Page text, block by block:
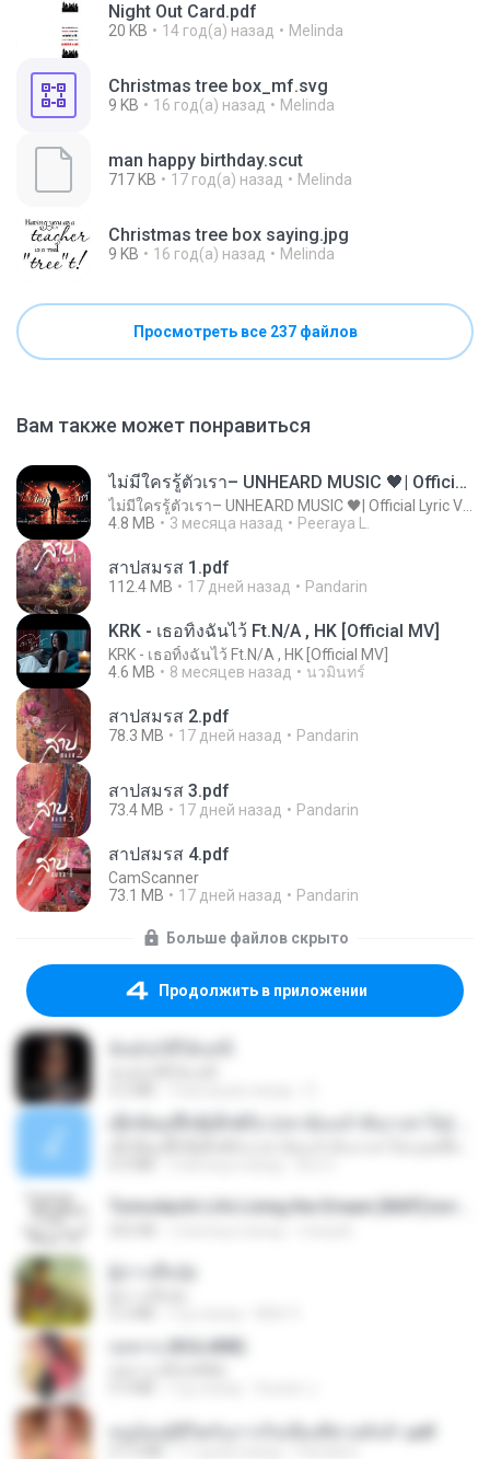
Night Out Card.pdf
20 KB 14 год(а) назад Melinda
Christmas tree box_mf.svg
9 KB 16 год(а) назад Melinda
man happy birthday.scut
717 KB 17 год(а) назад Melinda
Christmas tree box saying.jpg
9 KB 16 год(а) назад Melinda
Просмотреть все 237 файлов
Вам также может понравиться
ไม่มีใครรู้ตัวเรา– UNHEARD MUSIC 🖤| Official Lyric Video | เพลงสู้ชีวิต
4.8 MB
3 месяца назад Peeraya L.
สาปสมรส 1.pdf
112.4 MB 17 дней назад Pandarin
KRK - เธอทิ้งฉันไว้ Ft.N/A , HK [Official MV]
KRK - เธอทิ้งฉันไว้ Ft.N/A , HK [Official MV]
4.6 MB
8 месяцев назад นวมินทร์
สาปสมรส 2.pdf
78.3 MB 17 дней назад Pandarin
สาปสมรส 3.pdf
73.4 MB 17 дней назад Pandarin
สาปสมรส 4.pdf
CamScanner
73.1 MB
17 дней назад Pandarin
Больше файлов скрыто
Продолжить в приложении
กุหลาบ (KULARB)
หนูน้อยสู้ชีวิตกับภารกิจเลี้ยงพี่ชายทั้งห้า.pdf